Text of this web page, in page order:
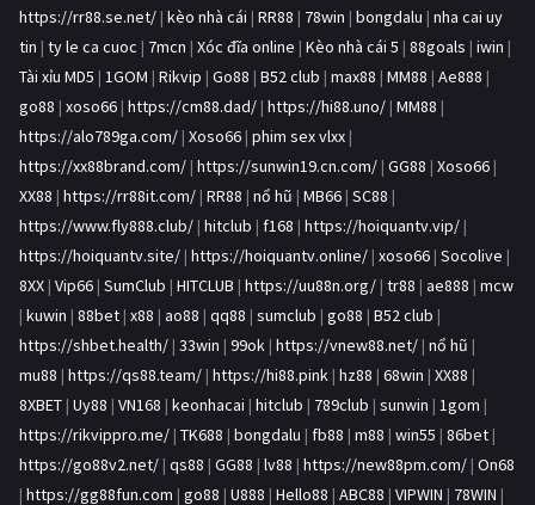
https://rr88.se.net/ | kèo nhà cái | RR88 | 78win | bongdalu | nha cai uy
tin | ty le ca cuoc | 7mcn | Xóc đĩa online | Kèo nhà cái 5 | 88goals | iwin |
Tài xỉu MD5 | 1GOM | Rikvip | Go88 | B52 club | max88 | MM88 | Ae888 |
go88 | xoso66 | https://cm88.dad/ | https://hi88.uno/ | MM88 |
https://alo789ga.com/ | Xoso66 | phim sex vlxx |
https://xx88brand.com/ | https://sunwin19.cn.com/ | GG88 | Xoso66 |
XX88 | https://rr88it.com/ | RR88 | nổ hũ | MB66 | SC88 |
https://www.fly888.club/ | hitclub | f168 | https://hoiquantv.vip/ |
https://hoiquantv.site/ | https://hoiquantv.online/ | xoso66 | Socolive |
8XX | Vip66 | SumClub | HITCLUB | https://uu88n.org/ | tr88 | ae888 | mcw
| kuwin | 88bet | x88 | ao88 | qq88 | sumclub | go88 | B52 club |
https://shbet.health/ | 33win | 99ok | https://vnew88.net/ | nổ hũ |
mu88 | https://qs88.team/ | https://hi88.pink | hz88 | 68win | XX88 |
8XBET | Uy88 | VN168 | keonhacai | hitclub | 789club | sunwin | 1gom |
https://rikvippro.me/ | TK688 | bongdalu | fb88 | m88 | win55 | 86bet |
https://go88v2.net/ | qs88 | GG88 | lv88 | https://new88pm.com/ | On68
| https://gg88fun.com | go88 | U888 | Hello88 | ABC88 | VIPWIN | 78WIN |